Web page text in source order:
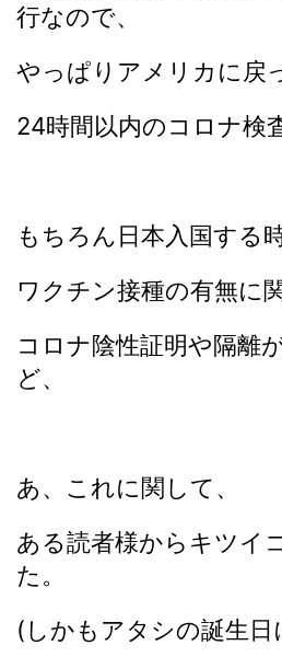
行なので、
やっぱりアメリカに戻
24時間以内のコロナ検
もちろん日本入国する時
ワクチン接種の有無に
コロナ陰性証明や隔離
ど、
あ、これに関して、
ある読者様からキツイ
た。
(しかもアタシの誕生日